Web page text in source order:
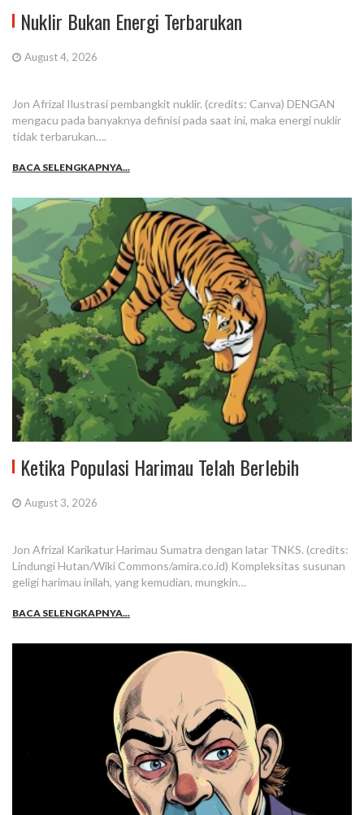
Nuklir Bukan Energi Terbarukan
August 4, 2026
Jon Afrizal Ilustrasi pembangkit nuklir. (credits: Canva) DENGAN
mengacu pada banyaknya definisi pada saat ini, maka energi nuklir
tidak terbarukan….
BACA SELENGKAPNYA...
Ketika Populasi Harimau Telah Berlebih
August 3, 2026
Jon Afrizal Karikatur Harimau Sumatra dengan latar TNKS. (credits:
Lindungi Hutan/Wiki Commons/amira.co.id) Kompleksitas susunan
geligi harimau inilah, yang kemudian, mungkin…
BACA SELENGKAPNYA...